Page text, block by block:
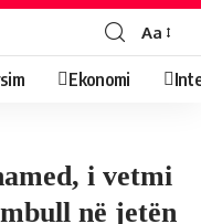
Aa
Ekonomi
i vetmi
në jetën